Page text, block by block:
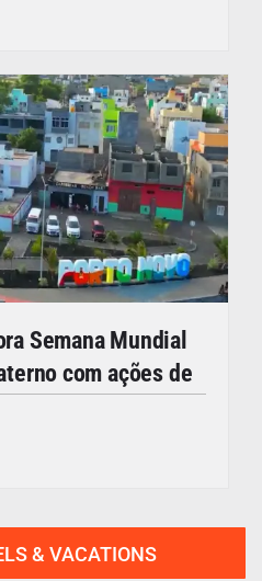
Semana Mundial
com ações de
& VACATIONS